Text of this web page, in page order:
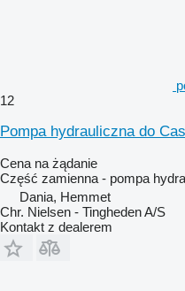
12
Pompa hydrauliczna do
Cena na żądanie
Część zamienna - pompa
Dania, Hemmet
Chr. Nielsen - Tingheden A/S
Kontakt z dealerem